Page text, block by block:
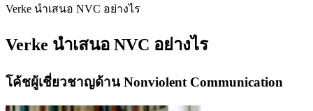
Verke นำเสนอ NVC อย่างไร
Verke นำเสนอ NVC อย่างไร
โค้ชผู้เชี่ยวชาญด้าน Nonviolent Communication